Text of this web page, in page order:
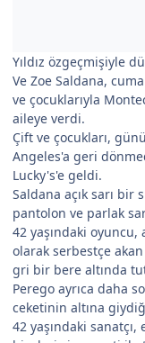
Yıldız özgeçmişiyle
Ve Zoe Saldana,
ve çocuklarıyla
aileye verdi.
Çift ve çocukları,
Angeles'a geri
Lucky's'e geldi.
Saldana açık sarı bir
pantolon ve parlak
42 yaşındaki
olarak serbestçe akan
gri bir bere altında
Perego ayrıca daha
ceketinin altına
42 yaşındaki